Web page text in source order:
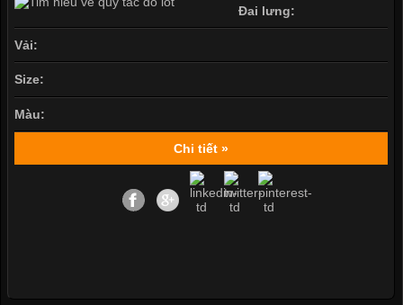
Đai lưng:
Vải:
Size:
Màu:
Chi tiết »